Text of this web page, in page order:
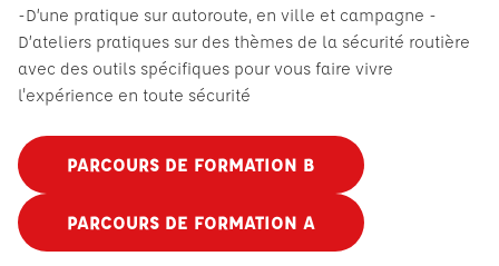
-D’une pratique sur autoroute, en ville et campagne -
D’ateliers pratiques sur des thèmes de la sécurité routière
avec des outils spécifiques pour vous faire vivre
l'expérience en toute sécurité
PARCOURS DE FORMATION B
PARCOURS DE FORMATION A